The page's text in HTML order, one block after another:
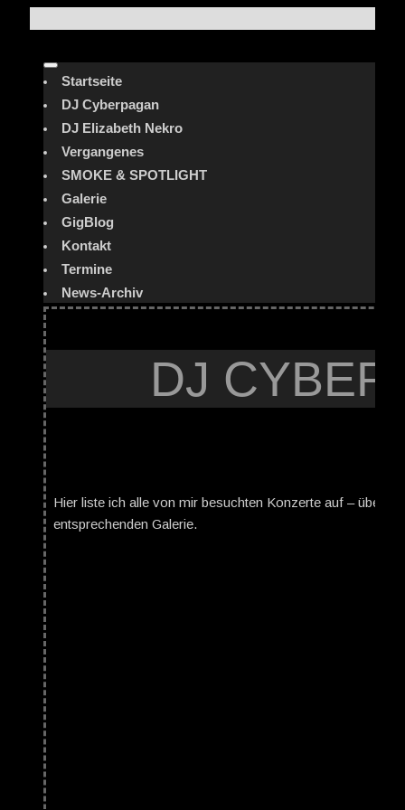
Startseite
DJ Cyberpagan
DJ Elizabeth Nekro
Vergangenes
SMOKE & SPOTLIGHT
Galerie
GigBlog
Kontakt
Termine
News-Archiv
DJ
Hier liste ich alle von mir besuchten Konzerte auf – über
entsprechenden Galerie.